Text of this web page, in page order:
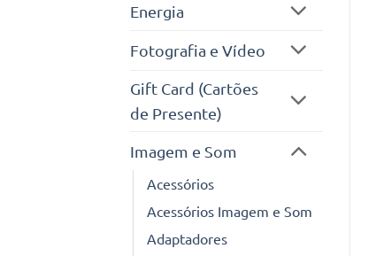
Energia
Fotografia e Vídeo
Gift Card (Cartões
de Presente)
Imagem e Som
Acessórios
Acessórios Imagem e Som
Adaptadores